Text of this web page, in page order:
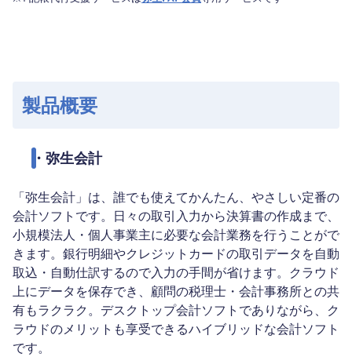
製品概要
・弥生会計
「弥生会計」は、誰でも使えてかんたん、やさしい定番の
会計ソフトです。日々の取引入力から決算書の作成まで、
小規模法人・個人事業主に必要な会計業務を行うことがで
きます。銀行明細やクレジットカードの取引データを自動
取込・自動仕訳するので入力の手間が省けます。クラウド
上にデータを保存でき、顧問の税理士・会計事務所との共
有もラクラク。デスクトップ会計ソフトでありながら、ク
ラウドのメリットも享受できるハイブリッドな会計ソフト
です。